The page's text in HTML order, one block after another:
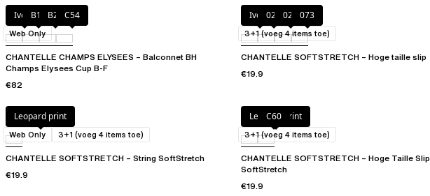
IvoorB13 B25 C54
CHANTELLE CHAMPS ELYSEES – Balconnet BH
Champs Elysees Cup B-F
€82
Web Only
Ivoor020 023 073
CHANTELLE SOFTSTRETCH – Hoge taille slip
€19.9
3+1 (voeg 4 items toe)
Leopard print
CHANTELLE SOFTSTRETCH – String SoftStretch
€19.9
Web Only 3+1 (voeg 4 items toe)
Leopard print
C60
CHANTELLE SOFTSTRETCH – Hoge Taille Slip
SoftStretch
€19.9
3+1 (voeg 4 items toe)